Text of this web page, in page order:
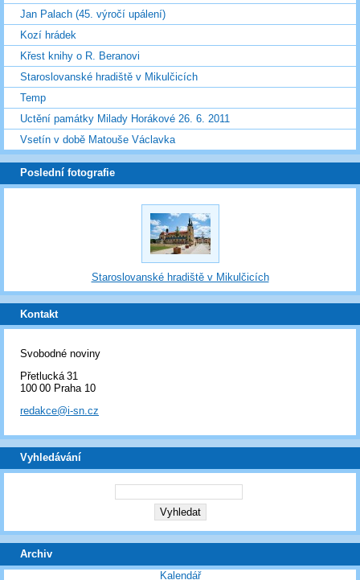
Jan Palach (45. výročí upálení)
Kozí hrádek
Křest knihy o R. Beranovi
Staroslovanské hradiště v Mikulčicích
Temp
Uctění památky Milady Horákové 26. 6. 2011
Vsetín v době Matouše Václavka
Poslední fotografie
Staroslovanské hradiště v Mikulčicích
Kontakt
Svobodné noviny
Přetlucká 31
100 00 Praha 10
redakce@i-sn.cz
Vyhledávání
Archiv
Kalendář